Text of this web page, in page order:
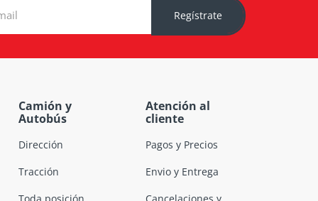
Regístrate
Camión y
Autobús
Dirección
Tracción
Toda posición
Atención al
cliente
Pagos y Precios
Envio y Entrega
Cancelaciones y